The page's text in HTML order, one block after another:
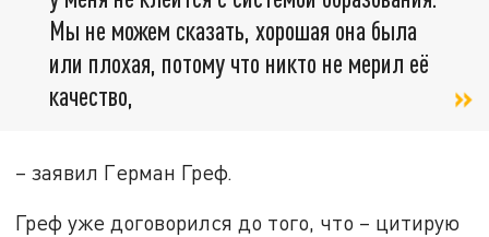
Мы не можем сказать, хорошая она была
или плохая, потому что никто не мерил её
качество,
– заявил Герман Греф.
Греф уже договорился до того, что – цитирую